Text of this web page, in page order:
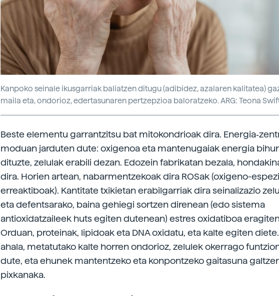
Kanpoko seinale ikusgarriak baliatzen ditugu (adibidez, azalaren kalitatea)
maila eta, ondorioz, edertasunaren pertzepzioa baloratzeko. ARG: Teona
Beste elementu garrantzitsu bat mitokondrioak dira.
moduan jarduten dute: oxigenoa eta mantenugaiak energia
dituzte, zelulak erabili dezan. Edozein fabrikatan bezala,
dira. Horien artean, nabarmentzekoak dira ROSak (oxigeno-
erreaktiboak). Kantitate txikietan erabilgarriak dira seinalizazio
eta defentsarako, baina gehiegi sortzen direnean (edo sistema
antioxidatzaileek huts egiten dutenean) estres oxidatiboa
Orduan, proteinak, lipidoak eta DNA oxidatu, eta kalte egiten
ahala, metatutako kalte horren ondorioz, zelulek okerrago
dute, eta ehunek mantentzeko eta konpontzeko gaitasuna
pixkanaka.